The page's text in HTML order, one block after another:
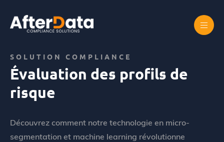
content
Évaluation des profils de risque
SOLUTION COMPLIANCE
Évaluation des profils de
risque
Découvrez comment notre technologie en micro-
segmentation et machine learning révolutionne